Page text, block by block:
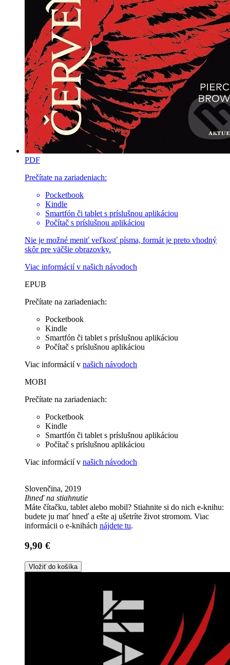
PDF
Prečítate na zariadeniach:
Pocketbook
Kindle
Smartfón či tablet s príslušnou aplikáciou
Počítač s príslušnou aplikáciou
Nie je možné meniť veľkosť písma, formát je preto vhodný
skôr pre väčšie obrazovky.
Viac informácií v našich návodoch
EPUB
Prečítate na zariadeniach:
Pocketbook
Kindle
Smartfón či tablet s príslušnou aplikáciou
Počítač s príslušnou aplikáciou
Viac informácií v našich návodoch
MOBI
Prečítate na zariadeniach:
Pocketbook
Kindle
Smartfón či tablet s príslušnou aplikáciou
Počítač s príslušnou aplikáciou
Viac informácií v našich návodoch
Slovenčina, 2019
Ihneď na stiahnutie
Máte čítačku, tablet alebo mobil? Stiahnite si do nich e-knihu:
budete ju mať hneď a ešte aj ušetríte život stromom. Viac
informácii o e-knihách nájdete tu.
9,90 €
Vložiť do košíka